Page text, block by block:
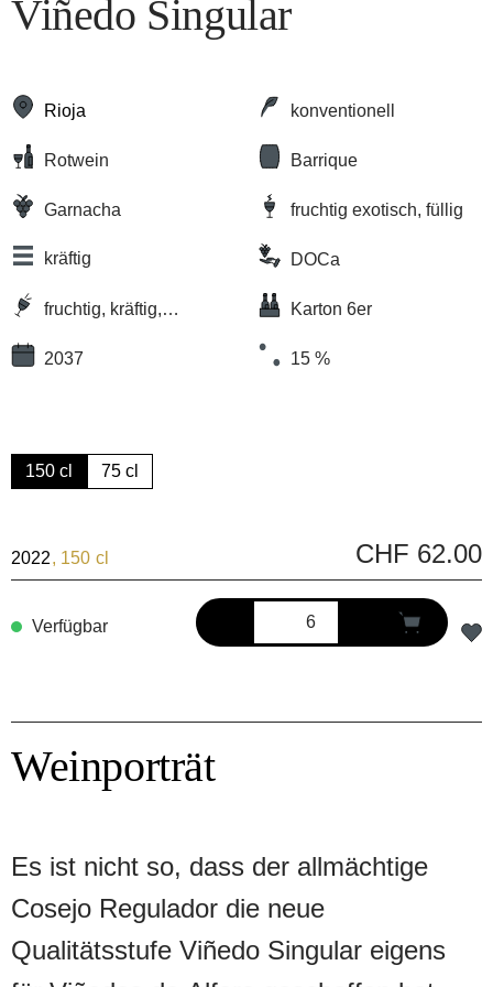
Viñedo Singular
Rioja konventionell
Rotwein Barrique
Garnacha fruchtig exotisch, füllig
kräftig DOCa
fruchtig, kräftig,
Karton 6er
2037 15 %
150 cl 75 cl
2022, 150 cl CHF 62.00
Verfügbar
Weinporträt
Es ist nicht so, dass der allmächtige
Cosejo Regulador die neue
Qualitätsstufe Viñedo Singular eigens